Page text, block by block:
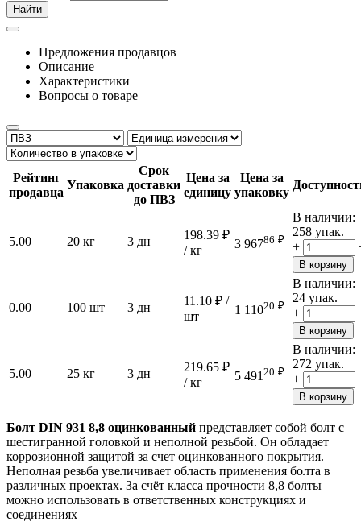
Найти
Предложения продавцов
Описание
Характеристики
Вопросы о товаре
Рейтинг
продавца
Упаковка
Срок
доставки
до ПВЗ
Цена за
единицу
Цена за
упаковку
5.00 20 кг 3 дн 198.39 ₽
/ кг
3 96786 ₽
В наличии:
258 упак.
+
В корзину
0.00 100 шт 3 дн 11.10 ₽ /
шт
1 11020 ₽
В наличии:
24 упак.
+
В корзину
5.00 25 кг 3 дн 219.65 ₽
/ кг
5 491 20 ₽
В наличии:
272 упак.
+
В корзину
Болт DIN 931 8,8 оцинкованный представляет собой болт с
шестигранной головкой и неполной резьбой. Он обладает
коррозионной защитой за счет оцинкованного покрытия.
Неполная резьба увеличивает область применения болта в
различных проектах. За счёт класса прочности 8,8 болты
можно использовать в ответственных конструкциях и
соединениях